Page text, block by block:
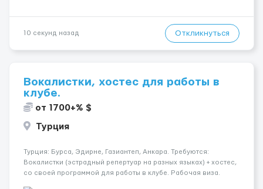
10 секунд назад Откликнуться
Вокалистки, хостес для работы в
клубе.
от 1700+% $
Турция
Турция: Бурса, Эдирне, Газиантеп, Анкара. Требуются:
Вокалистки (эстрадный репертуар на разных языках) + хостеc,
со своей программой для работы в клубе. Рабочая виза.